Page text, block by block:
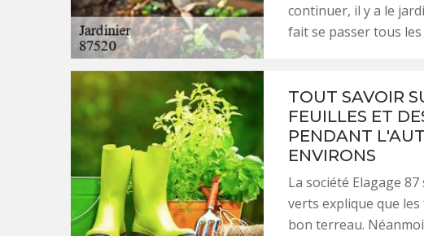
continuer, il y a le
fait se passer tous les
TOUT SAVOIR
FEUILLES ET
PENDANT
ENVIRONS
La société Elagage
verts explique que
bon terreau.